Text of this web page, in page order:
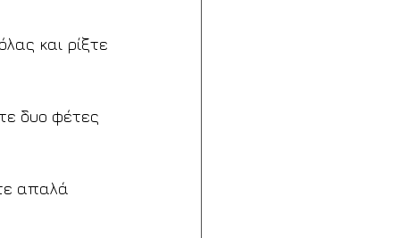
και ρίξτε
δυο φέτες
απαλά